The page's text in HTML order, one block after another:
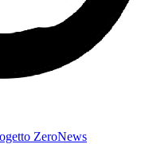
ZeroNews